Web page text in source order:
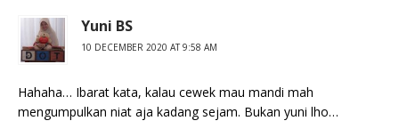
Yuni BS
10 DECEMBER 2020 AT 9:58 AM
Hahaha… Ibarat kata, kalau cewek mau mandi mah
mengumpulkan niat aja kadang sejam. Bukan yuni lho…